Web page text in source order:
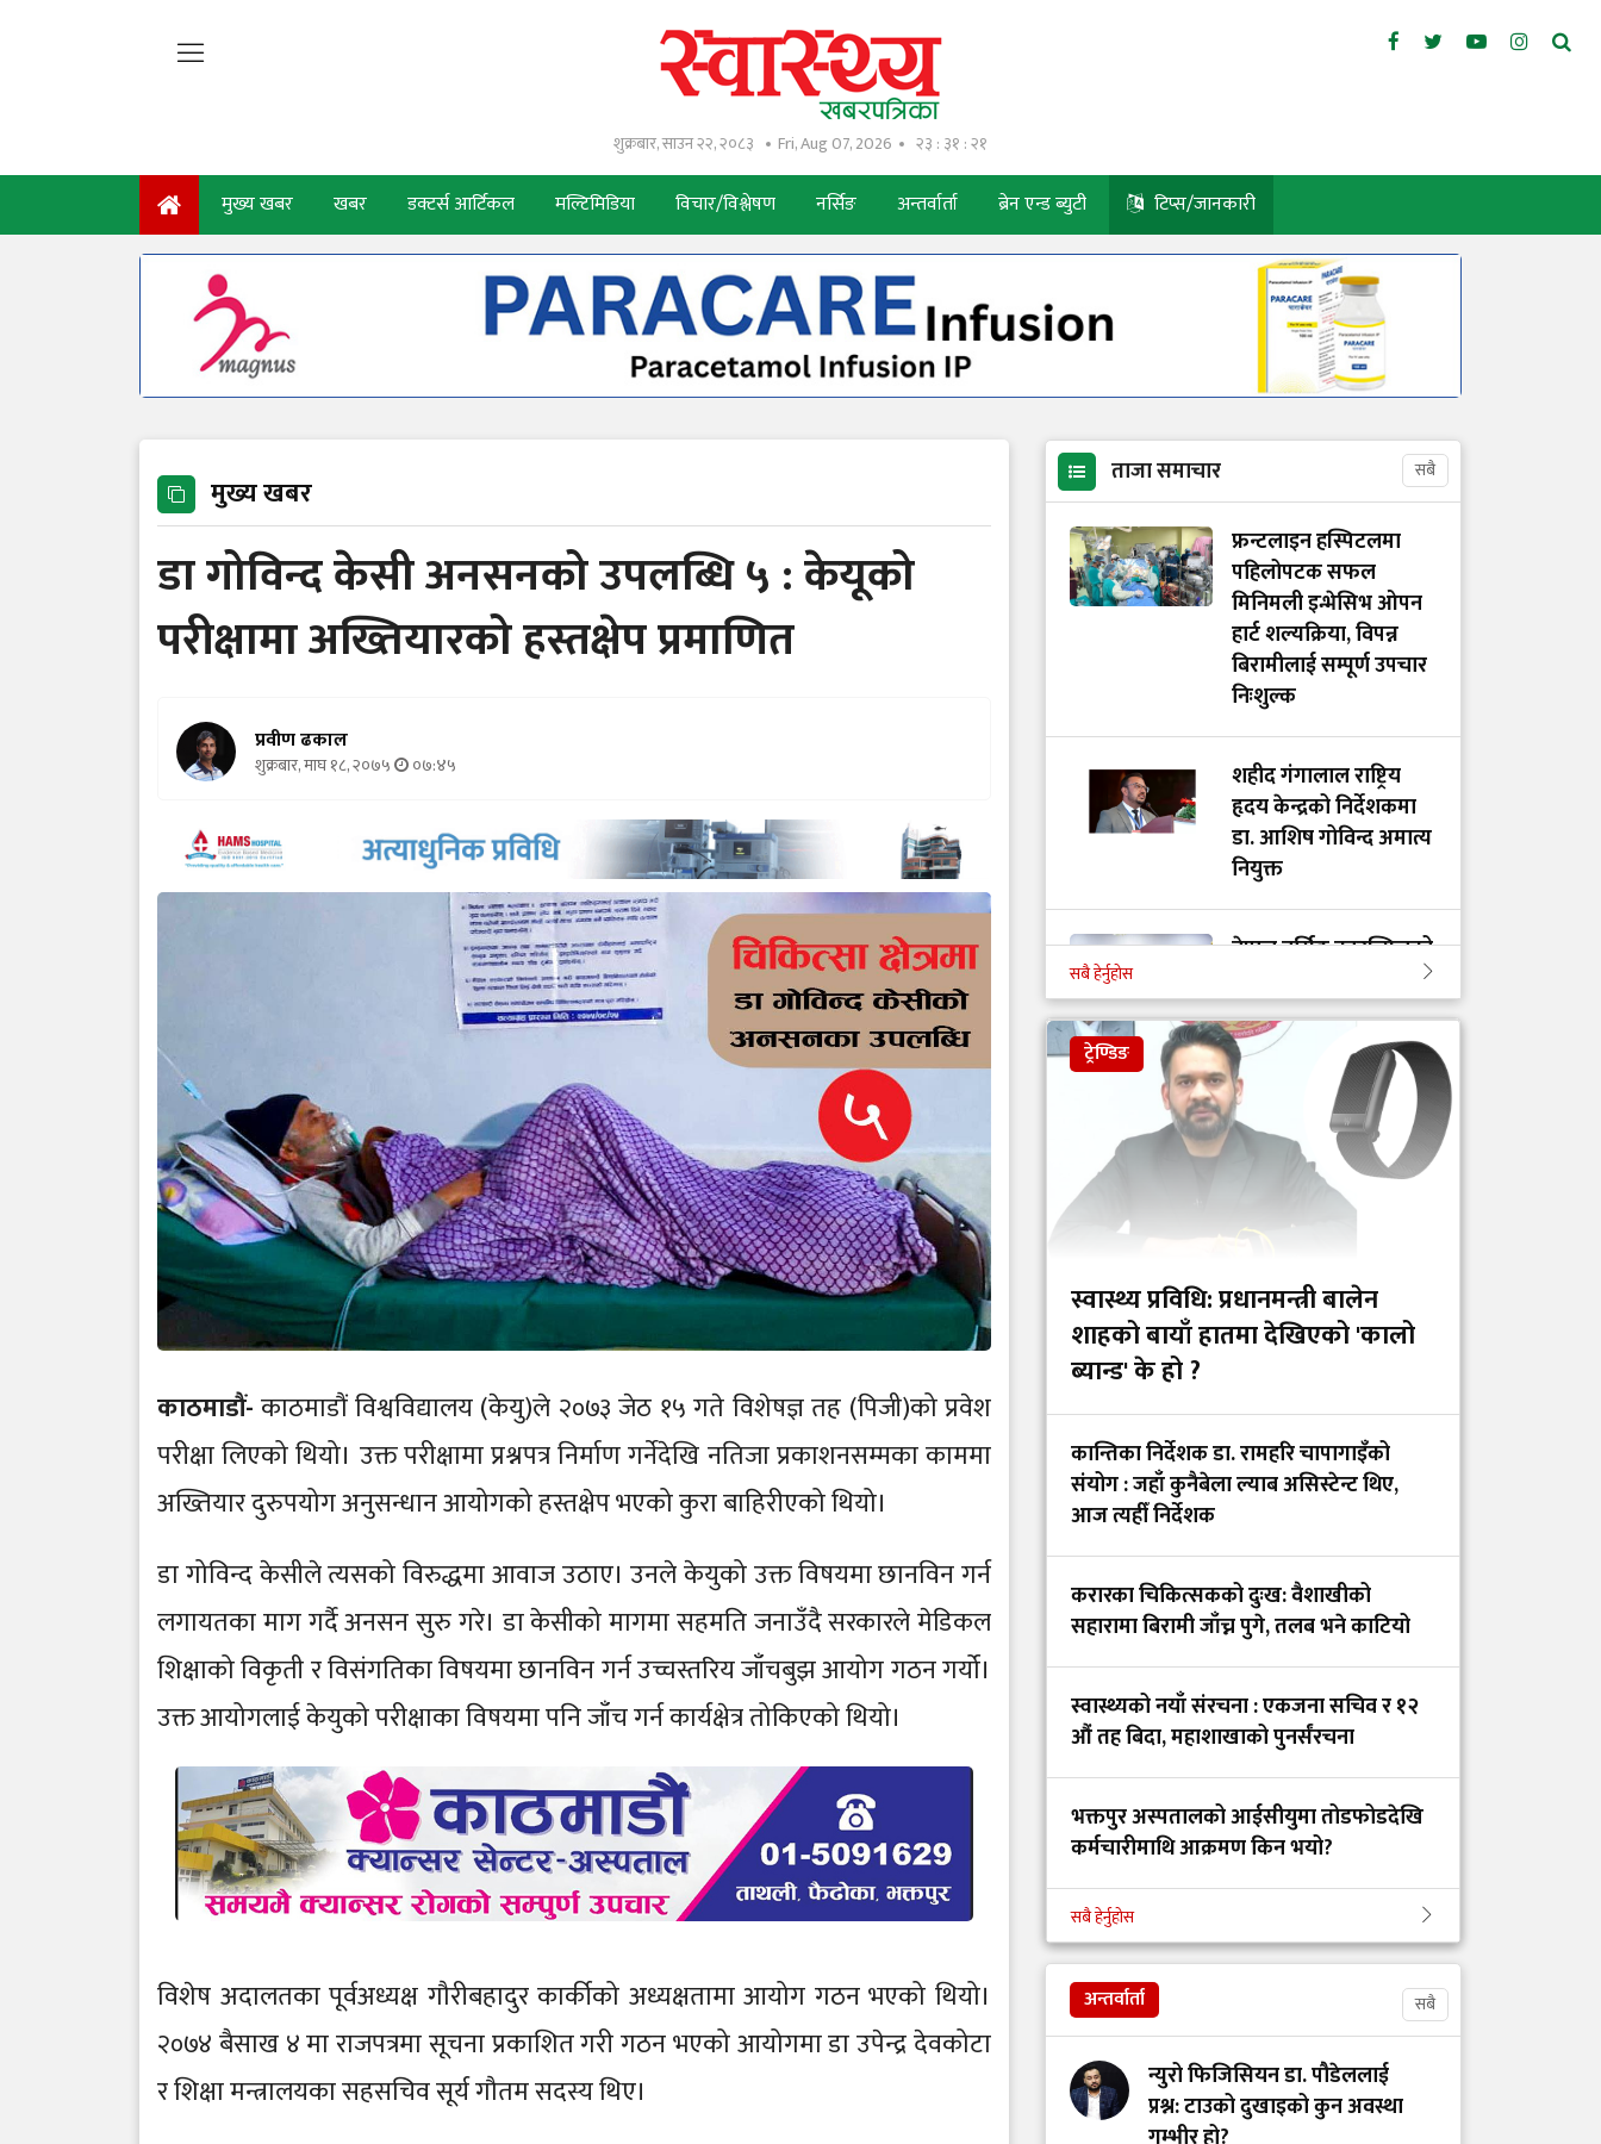
शुक्रबार, साउन २२, २०८३ Fri, Aug 07, 2026 २३ : ३१ : २२
मुख्य खबर खबर डक्टर्स आर्टिकल मल्टिमिडिया विचार/विश्लेषण नर्सिङ अन्तर्वार्ता ब्रेन एन्ड ब्युटी टिप्स/जानकारी
मुख्य खबर
डा गोविन्द केसी अनसनको उपलब्धि ५ : केयूको
परीक्षामा अख्तियारको हस्तक्षेप प्रमाणित
प्रवीण ढकाल
शुक्रबार, माघ १८, २०७५ ०७:४५
काठमाडौं-काठमाडौं विश्वविद्यालय (केयु)ले २०७३ जेठ १५ गते विशेषज्ञ तह (पिजी)को प्रवेश
परीक्षा लिएको थियो। उक्त परीक्षामा प्रश्नपत्र निर्माण गर्नेदेखि नतिजा प्रकाशनसम्मका काममा
अख्तियार दुरुपयोग अनुसन्धान आयोगको हस्तक्षेप भएको कुरा बाहिरीएको थियो।
डा गोविन्द केसीले त्यसको विरुद्धमा आवाज उठाए। उनले केयुको उक्त विषयमा छानविन गर्न
लगायतका माग गर्दै अनसन सुरु गरे। डा केसीको मागमा सहमति जनाउँदै सरकारले मेडिकल
शिक्षाको विकृती र विसंगतिका विषयमा छानविन गर्न उच्चस्तरिय जाँचबुझ आयोग गठन गर्यो।
उक्त आयोगलाई केयुको परीक्षाका विषयमा पनि जाँच गर्न कार्यक्षेत्र तोकिएको थियो।
विशेष अदालतका पूर्वअध्यक्ष गौरीबहादुर कार्कीको अध्यक्षतामा आयोग गठन भएको थियो।
२०७४ बैसाख ४ मा राजपत्रमा सूचना प्रकाशित गरी गठन भएको आयोगमा डा उपेन्द्र देवकोटा
र शिक्षा मन्त्रालयका सहसचिव सूर्य गौतम सदस्य थिए।
ताजा समाचार सबै
फ्रन्टलाइन हस्पिटलमा
पहिलोपटक सफल
मिनिमली इन्भेसिभ ओपन
हार्ट शल्यक्रिया, विपन्न
बिरामीलाई सम्पूर्ण उपचार
निःशुल्क
शहीद गंगालाल राष्ट्रिय
हृदय केन्द्रको निर्देशकमा
डा. आशिष गोविन्द अमात्य
नियुक्त
नेपाल नर्सिङ काउन्सिलको
प्रजापति, उपाध्यक्षमा
बिमला कुमारी साह र
रजिस्ट्रारमा पार्वती
विष्टलाई नियुक्त
अस्पतालहरूमा १०
प्रतिशत निःशुल्क शय्या र
उपचार सहजीकरणका
लागि फोकल पर्सन
तोकियो
सरकारलाई छैन :
पूर्वस्वास्थ्यमन्त्री प्रदीप
पौडेल
कर्णालीमा डाक्टर फलाउने
अभियान : पहिलो मेडिकल
इन्टर्नसिप ब्याचको
निजी मेडिकल
इन्टर्नशिप भत्ता बढाउन
सकिदैन
बनाऔँ
अस्तित्वको खोजीमा
नर्सिङ पेसा: साधना
देशको, सम्मान कहिले?
सबै हेर्नुहोस
ट्रेण्डिङ
स्वास्थ्य प्रविधि: प्रधानमन्त्री बालेन
शाहको बायाँ हातमा देखिएको 'कालो
ब्यान्ड' के हो ?
कान्तिका निर्देशक डा. रामहरि चापागाइँको
संयोग : जहाँ कुनैबेला ल्याब असिस्टेन्ट थिए,
आज त्यहीँ निर्देशक
करारका चिकित्सकको दुःख: वैशाखीको
सहारामा बिरामी जाँच्न पुगे, तलब भने काटियो
स्वास्थ्यको नयाँ संरचना : एकजना सचिव र १२
औं तह बिदा, महाशाखाको पुनर्संरचना
भक्तपुर अस्पतालको आईसीयुमा तोडफोडदेखि
कर्मचारीमाथि आक्रमण किन भयो?
कान्ति अस्पतालको निर्देशकमा डा. रामहरी
चापागाईं
सबै हेर्नुहोस
अन्तर्वार्ता सबै
न्युरो फिजिसियन डा. पौडेललाई
प्रश्न: टाउको दुखाइको कुन अवस्था